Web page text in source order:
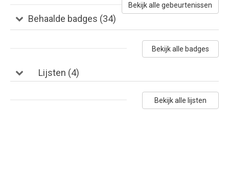
Bekijk alle gebeurtenissen
Behaalde badges (34)
Bekijk alle badges
Lijsten (4)
Bekijk alle lijsten